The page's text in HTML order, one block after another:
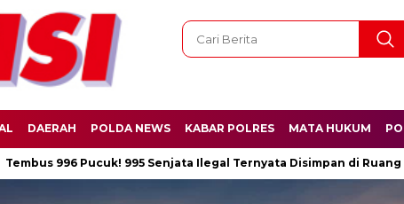
DAERAH POLDA NEWS KABAR POLRES MATA HUKUM
996 Pucuk! 995 Senjata Ilegal Ternyata Disimpan di Ruang Mantan